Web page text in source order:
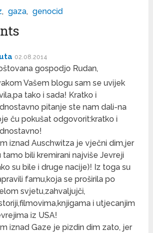
, gaza, genocid
02.08.2014
gospodjo Rudan,
Vašem blogu sam se uvijek
tako i sada! Kratko i
pitanje ste nam dali-na
ču pokušat odgovorit:kratko i
iznad Auschwitza je vječni dim,jer
tamo bili kremirani najviše Jevreji
su bile i druge nacije)! Iz toga su
famu,koja se proširila po
svjetu,zahvaljujči,
i utjecanjim
iz USA!
iznad Gaze je pizdin dim zato, jer